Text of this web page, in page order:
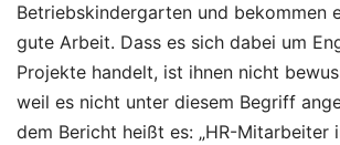
Betriebskindergarten und bekommen
gute Arbeit. Dass es sich dabei um
Projekte handelt, ist ihnen nicht
weil es nicht unter diesem Begriff
dem Bericht heißt es: „HR-Mitarbeiter